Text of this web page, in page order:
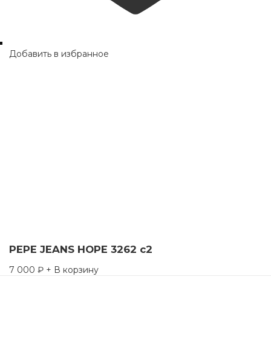
Добавить в избранное
PEPE JEANS HOPE 3262 c2
7 000 ₽ + В корзину